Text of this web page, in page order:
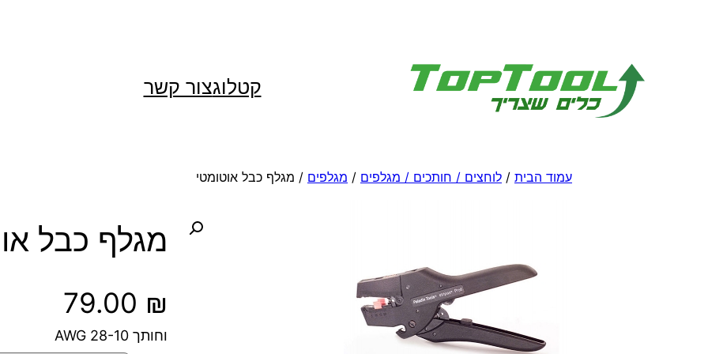
קטלוגצור קשר
עמוד הבית / לוחצים / חותכים / מגלפים / מגלפים / מגלף כבל אוטומטי
מגלף כבל
79.00 ₪
וחותך 28-10 AWG